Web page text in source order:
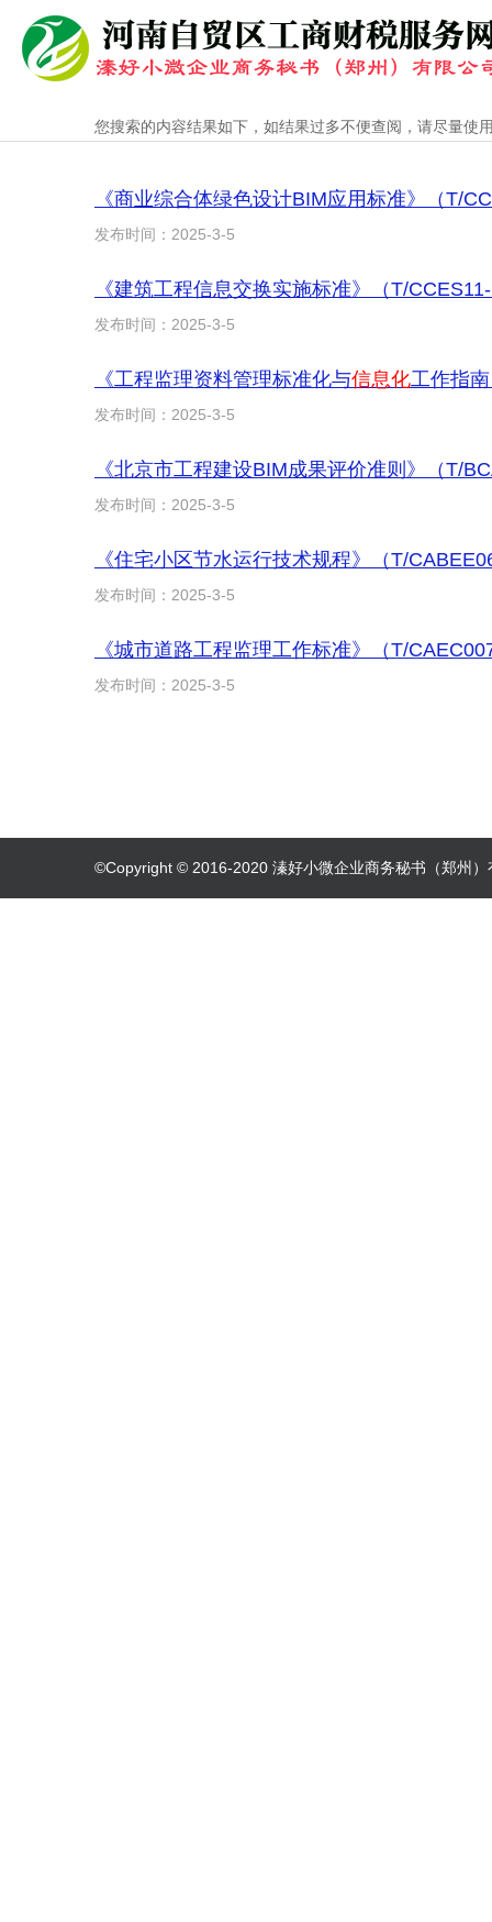
您搜索的内容结果如下，如结果过多不便查阅，请尽量使
《商业综合体绿色设计BIM应用标准》（T/
发布时间：2025-3-5
《建筑工程信息交换实施标准》（T/
发布时间：2025-3-5
《工程监理资料管理标准化与信息化工作指南
发布时间：2025-3-5
《北京市工程建设BIM成果评价准则》（T/
发布时间：2025-3-5
《住宅小区节水运行技术规程》（T/
发布时间：2025-3-5
《城市道路工程监理工作标准》（T/
发布时间：2025-3-5
©Copyright © 2016-2020 溱好小微企业商务秘书（郑州）